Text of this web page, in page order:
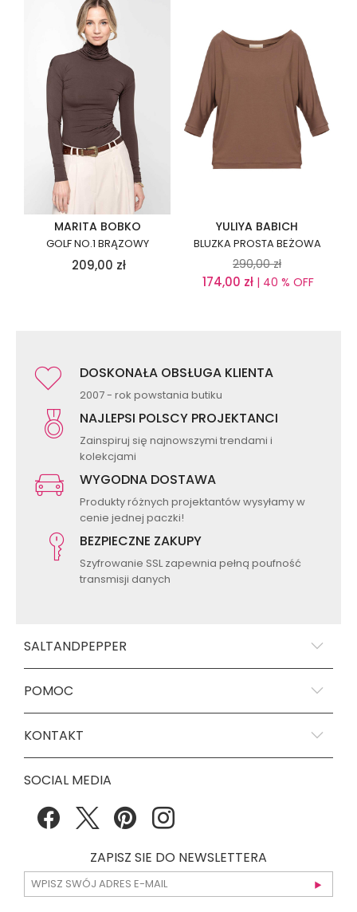
MARITA BOBKO
GOLF NO.1 BRĄZOWY
209,00 zł
YULIYA BABICH
BLUZKA PROSTA BEŻOWA
290,00 zł
174,00 zł | 40 % OFF
DOSKONAŁA OBSŁUGA KLIENTA
2007 - rok powstania butiku
NAJLEPSI POLSCY PROJEKTANCI
Zainspiruj się najnowszymi trendami i
kolekcjami
WYGODNA DOSTAWA
Produkty różnych projektantów wysyłamy w
cenie jednej paczki!
BEZPIECZNE ZAKUPY
Szyfrowanie SSL zapewnia pełną poufność
transmisji danych
SALTANDPEPPER
POMOC
KONTAKT
SOCIAL MEDIA
ZAPISZ SIE DO NEWSLETTERA